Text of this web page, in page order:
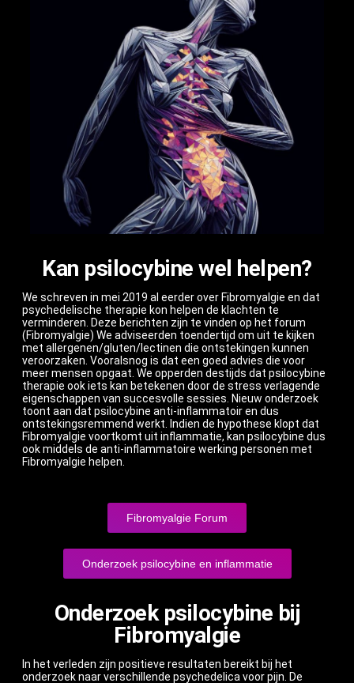
Kan psilocybine wel helpen?
We schreven in mei 2019 al eerder over Fibromyalgie en dat
psychedelische therapie kon helpen de klachten te
verminderen. Deze berichten zijn te vinden op het forum
(Fibromyalgie) We adviseerden toendertijd om uit te kijken
met allergenen/gluten/lectinen die ontstekingen kunnen
veroorzaken. Vooralsnog is dat een goed advies die voor
meer mensen opgaat. We opperden destijds dat psilocybine
therapie ook iets kan betekenen door de stress verlagende
eigenschappen van succesvolle sessies. Nieuw onderzoek
toont aan dat psilocybine anti-inflammatoir en dus
ontstekingsremmend werkt. Indien de hypothese klopt dat
Fibromyalgie voortkomt uit inflammatie, kan psilocybine dus
ook middels de anti-inflammatoire werking personen met
Fibromyalgie helpen.
Fibromyalgie Forum
Onderzoek psilocybine en inflammatie
Onderzoek psilocybine bij
Fibromyalgie
In het verleden zijn positieve resultaten bereikt bij het
onderzoek naar verschillende psychedelica voor pijn. De